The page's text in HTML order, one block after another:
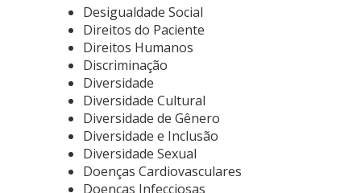
Desigualdade Social
Direitos do Paciente
Direitos Humanos
Discriminação
Diversidade
Diversidade Cultural
Diversidade de Gênero
Diversidade e Inclusão
Diversidade Sexual
Doenças Cardiovasculares
Doenças Infecciosas